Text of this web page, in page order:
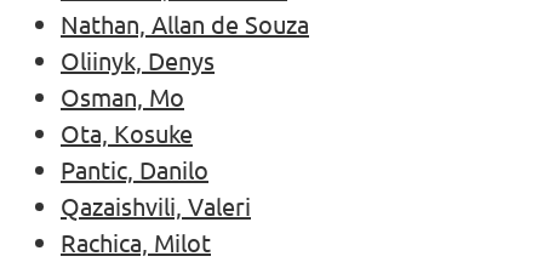
Nathan, Allan de Souza
Oliinyk, Denys
Osman, Mo
Ota, Kosuke
Pantic, Danilo
Qazaishvili, Valeri
Rachica, Milot